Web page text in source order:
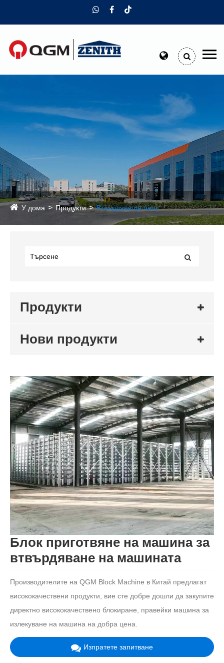
У дома Продукти Втвърдяваща пещ
Продукти
Нови продукти
Блок приготвяне на машина за
втвърдяване на машината
Производителите на QGM Block Machine в Китай предлагат
висококачествени продукти, вие сте добре дошли да закупите
директно висококачествено блокиране, правейки машина за
излекуване на машина на добра цена.
Изпратете запитване